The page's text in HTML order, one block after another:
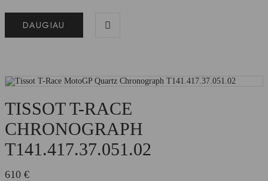
DAUGIAU
TISSOT T-RACE
CHRONOGRAPH
T141.417.37.051.02
610 €